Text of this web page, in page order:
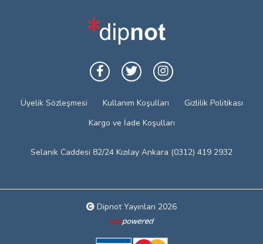
Üyelik Sözleşmesi Kullanım Koşulları
Gizlilik Politikası
Kargo ve İade Koşulları
Selanik Caddesi 82/24 Kızılay Ankara (0312) 419 2932
Dipnot Yayınları 2026